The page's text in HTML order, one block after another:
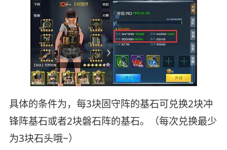
具体的条件为，每3块固守阵的基石可兑换2块冲
锋阵基石或者2块磐石阵的基石。（每次兑换最少
为3块石头哦~）